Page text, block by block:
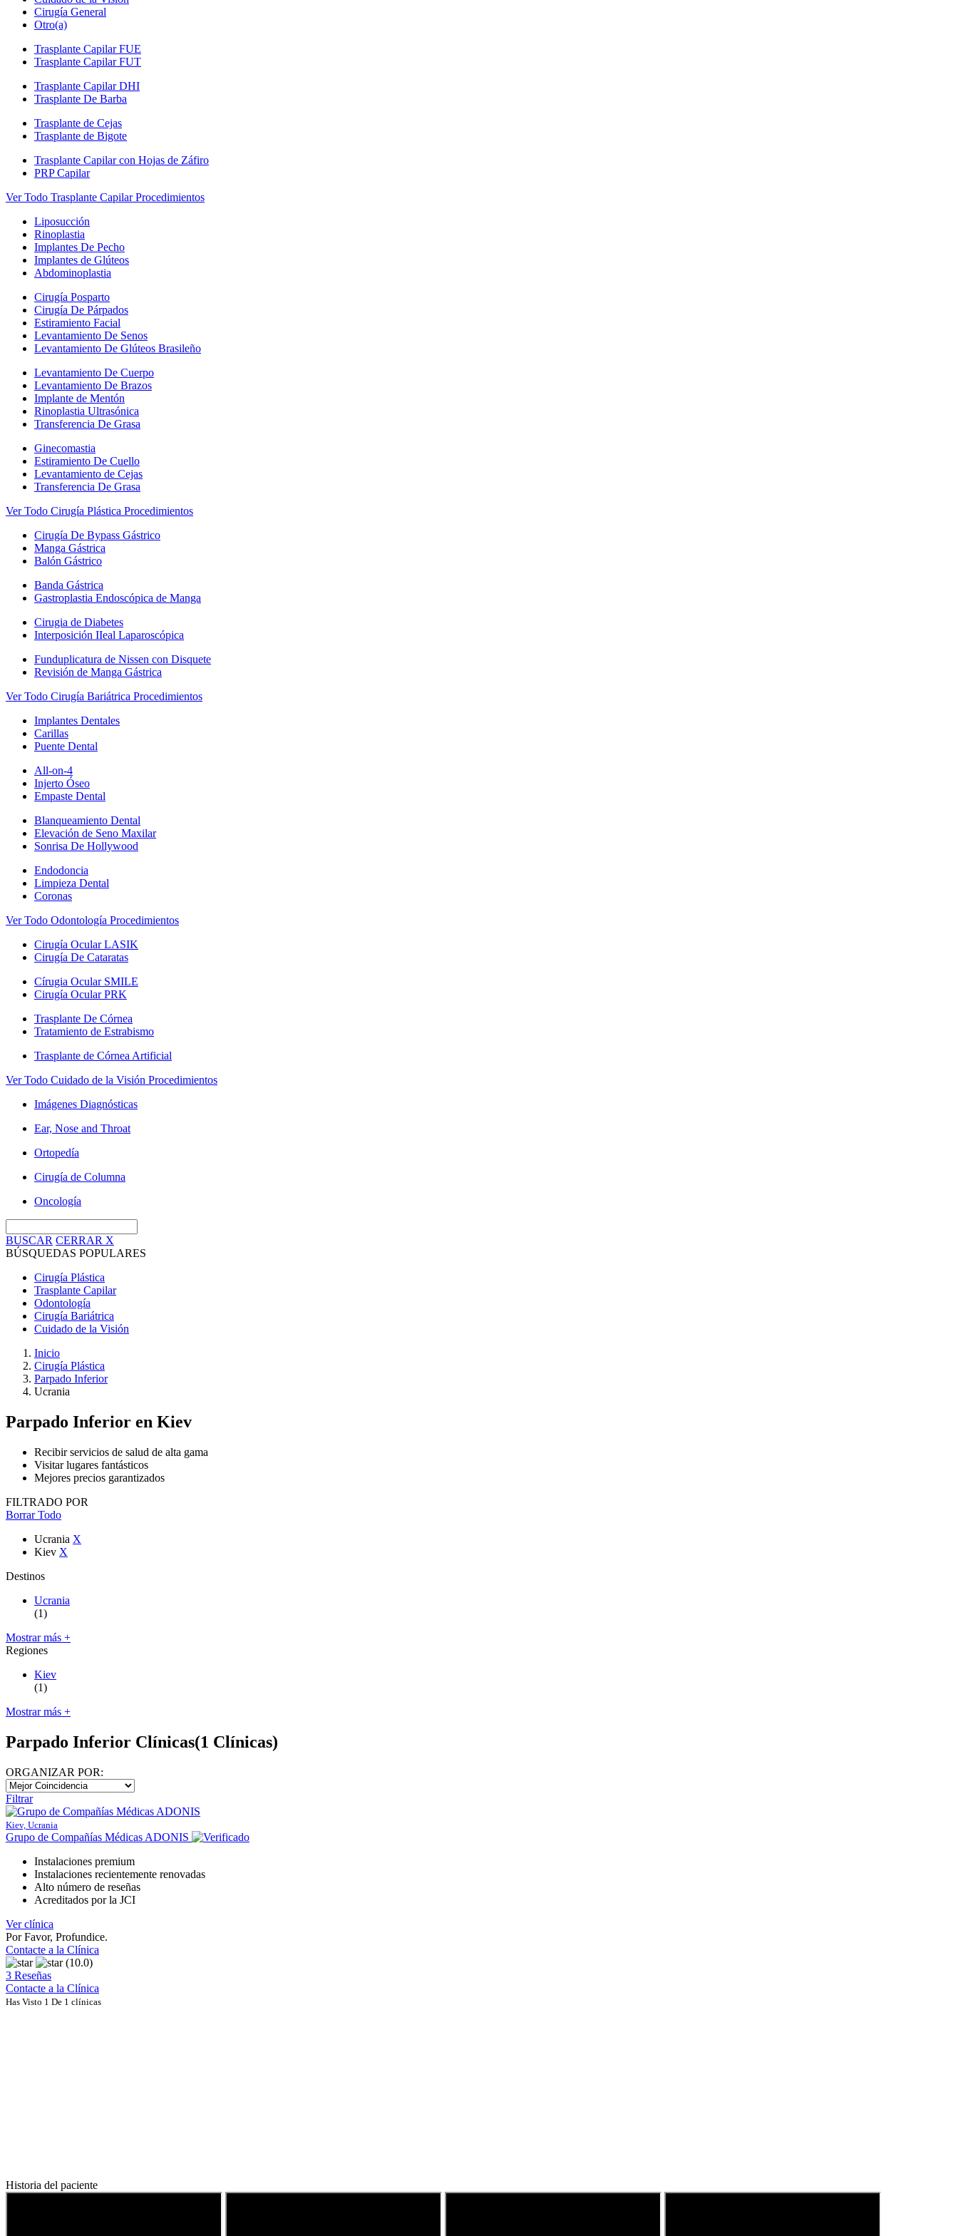
Cirugía General
Otro(a)
Trasplante Capilar FUE
Trasplante Capilar FUT
Trasplante Capilar DHI
Trasplante De Barba
Trasplante de Cejas
Trasplante de Bigote
Trasplante Capilar con Hojas de Záfiro
PRP Capilar
Ver Todo Trasplante Capilar Procedimientos
Liposucción
Rinoplastia
Implantes De Pecho
Implantes de Glúteos
Abdominoplastia
Cirugía Posparto
Cirugía De Párpados
Estiramiento Facial
Levantamiento De Senos
Levantamiento De Glúteos Brasileño
Levantamiento De Cuerpo
Levantamiento De Brazos
Implante de Mentón
Rinoplastia Ultrasónica
Transferencia De Grasa
Ginecomastia
Estiramiento De Cuello
Levantamiento de Cejas
Transferencia De Grasa
Ver Todo Cirugía Plástica Procedimientos
Cirugía De Bypass Gástrico
Manga Gástrica
Balón Gástrico
Banda Gástrica
Gastroplastia Endoscópica de Manga
Cirugia de Diabetes
Interposición IIeal Laparoscópica
Funduplicatura de Nissen con Disquete
Revisión de Manga Gástrica
Ver Todo Cirugía Bariátrica Procedimientos
Implantes Dentales
Carillas
Puente Dental
All-on-4
Injerto Óseo
Empaste Dental
Blanqueamiento Dental
Elevación de Seno Maxilar
Sonrisa De Hollywood
Endodoncia
Limpieza Dental
Coronas
Ver Todo Odontología Procedimientos
Cirugía Ocular LASIK
Cirugía De Cataratas
Círugia Ocular SMILE
Cirugía Ocular PRK
Trasplante De Córnea
Tratamiento de Estrabismo
Trasplante de Córnea Artificial
Ver Todo Cuidado de la Visión Procedimientos
Imágenes Diagnósticas
Ear, Nose and Throat
Ortopedía
Cirugía de Columna
Oncología
BUSCAR CERRAR X
BÚSQUEDAS POPULARES
Cirugía Plástica
Trasplante Capilar
Odontología
Cirugía Bariátrica
Cuidado de la Visión
Inicio
Cirugía Plástica
Parpado Inferior
Ucrania
Parpado Inferior en Kiev
Recibir servicios de salud de alta gama
Visitar lugares fantásticos
Mejores precios garantizados
FILTRADO POR
Borrar Todo
Ucrania X
Kiev X
Destinos
Ucrania
(1)
Mostrar más +
Regiones
Kiev
(1)
Mostrar más +
Parpado Inferior Clínicas(1 Clínicas)
ORGANIZAR POR:
Filtrar
Kiev, Ucrania
Grupo de Compañías Médicas ADONIS
Instalaciones premium
Instalaciones recientemente renovadas
Alto número de reseñas
Acreditados por la JCI
Ver clínica
Por Favor, Profundice.
Contacte a la Clínica
(10.0)
3 Reseñas
Contacte a la Clínica
Has Visto 1 De 1 clínicas
Historia del paciente